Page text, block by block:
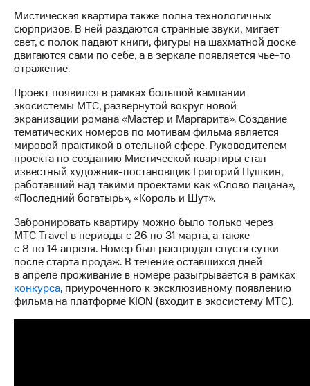
Акционерный
капитал
Контроль
и
аудит
акций
Описание
Программа
приобретения
Порядок
выкупа
акций
Дивиденды
облигаций
Описание
Еврооблигации-2023
Уведомление
о
погашении
именных
Мистическая квартира также полна технологичных
сюрпризов. В ней раздаются странные звуки, мигает
свет, с полок падают книги, фигуры на шахматной доске
двигаются сами по себе, а в зеркале появляется чье-то
отражение.
Проект появился в рамках большой кампании
экосистемы МТС, развернутой вокруг новой
экранизации романа «Мастер и Маргарита». Создание
тематических номеров по мотивам фильма является
мировой практикой в отельной сфере. Руководителем
проекта по созданию Мистической квартиры стал
известный художник-постановщик Григорий Пушкин,
работавший над такими проектами как «Слово пацана»,
«Последний богатырь», «Король и Шут».
Забронировать квартиру можно было только через
МТС Travel в периоды с 26 по 31 марта, а также
с 8 по 14 апреля. Номер был распродан спустя сутки
после старта продаж. В течение оставшихся дней
в апреле проживание в номере разыгрывается в рамках
конкурса, приуроченного к эксклюзивному появлению
фильма на платформе KION (входит в экосистему МТС).